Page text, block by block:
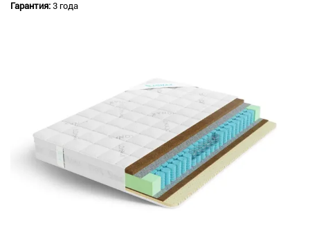
Гарантия: 3 года